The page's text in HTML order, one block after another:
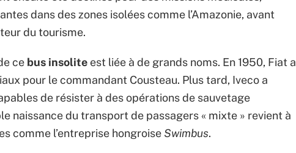
dans des zones isolées comme l’Amazonie, avant
du tourisme.
ce bus insolite est liée à de grands noms. En 1950, Fiat a
pour le commandant Cousteau. Plus tard, Iveco a
de résister à des opérations de sauvetage
naissance du transport de passagers « mixte » revient à
comme l’entreprise hongroise Swimbus.